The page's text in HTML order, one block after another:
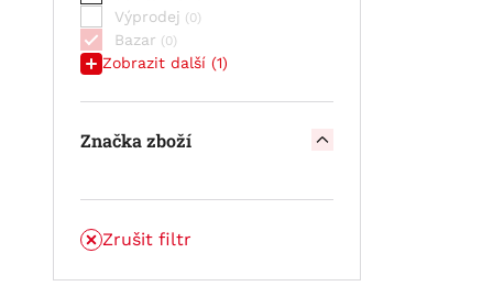
Výprodej
Bazar
Zobrazit další (1)
Značka zboží
Zrušit filtr